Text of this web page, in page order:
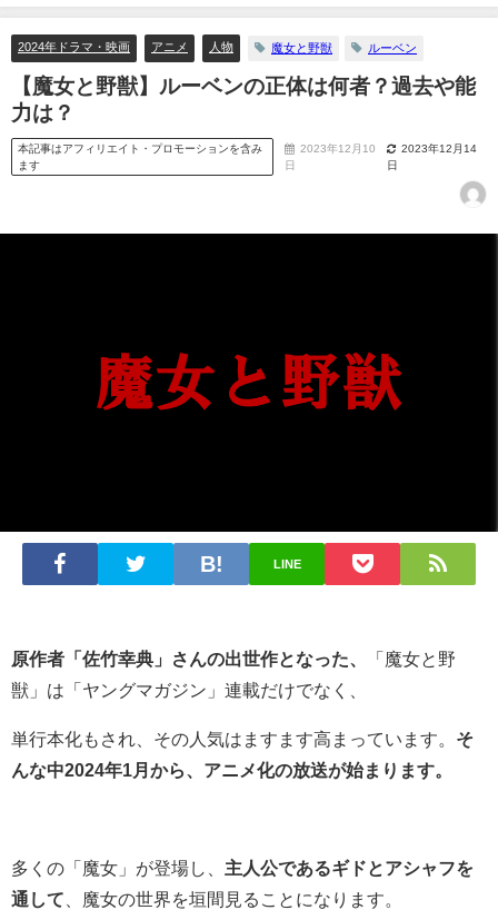
能力は？
2024年ドラマ・映画 アニメ 人物 魔女と野獣 ルーベン
【魔女と野獣】ルーベンの正体は何者？過去や能
力は？
本記事はアフィリエイト・プロモーションを含み
ます
2023年12月10
日
2023年12月14
日
LINE
原作者「佐竹幸典」さんの出世作となった、
「魔女と野
獣」は「ヤングマガジン」連載だけでなく、
単行本化もされ、その人気はますます高まっています。 そ
んな中2024年1月から、アニメ化の放送が始まります。
多くの「魔女」が登場し、 主人公であるギドとアシャフを
通して 、魔女の世界を垣間見ることになります。